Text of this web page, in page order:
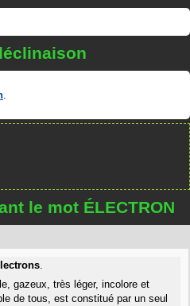
.
le mot ÉLECTRON
.
gazeux, très léger, incolore et
de tous, est constitué par un seul